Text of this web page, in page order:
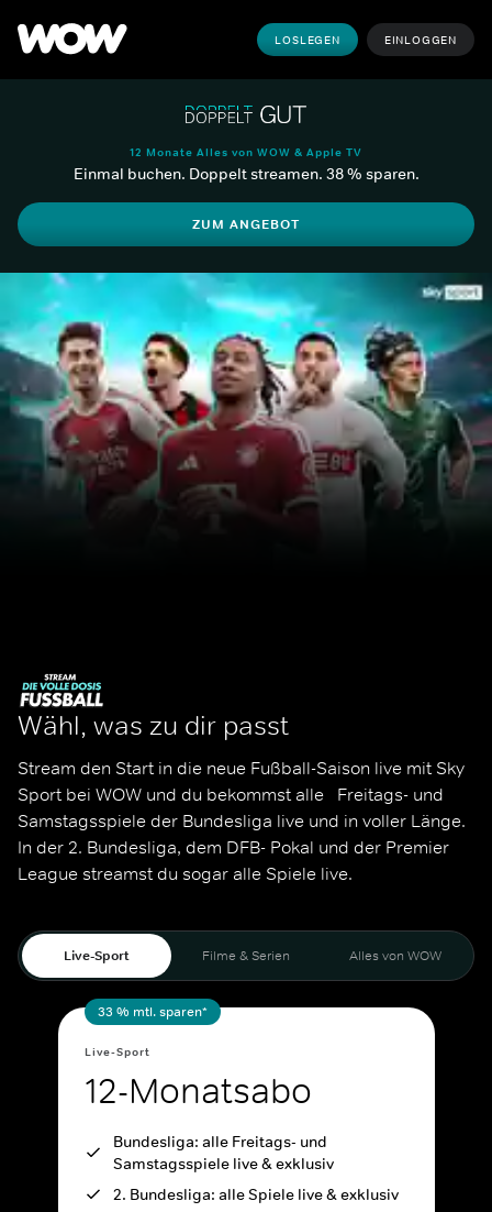
LOSLEGEN EINLOGGEN
12 Monate Alles von WOW & Apple TV
Einmal buchen. Doppelt streamen. 38 % sparen.
ZUM ANGEBOT
Wähl, was zu dir passt
Stream den Start in die neue Fußball-Saison live mit Sky
Sport bei WOW und du bekommst alle   Freitags- und
Samstagsspiele der Bundesliga live und in voller Länge.
In der 2. Bundesliga, dem DFB- Pokal und der Premier
League streamst du sogar alle Spiele live.
Live-Sport Filme & Serien Alles von WOW
33 % mtl. sparen*
Live-Sport
12-Monatsabo
Bundesliga: alle Freitags- und
Samstagsspiele live & exklusiv
2. Bundesliga: alle Spiele live & exklusiv